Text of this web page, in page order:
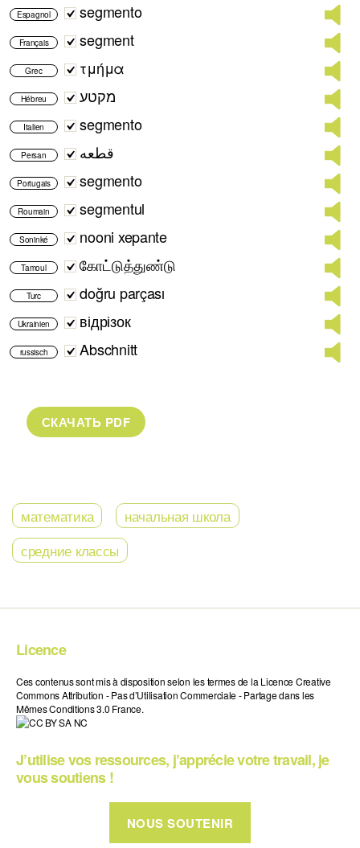
Espagnol segmento
Français segment
Grec τμήμα
Hébreu מקטע
Italien segmento
Persan قطعه
Portugais segmento
Roumain segmentul
Soninké nooni xepante
Tamoul கோட்டுத்துண்டு
Turc doğru parçası
Ukrainien відрізок
russisch Abschnitt
математика
начальная школа
средние классы
Licence
Ces contenus sont mis à disposition selon les termes de la Licence Creative
Commons Attribution - Pas d’Utilisation Commerciale - Partage dans les
Mêmes Conditions 3.0 France.
J’utilise vos ressources, j’apprécie votre travail, je
vous soutiens !
NOUS SOUTENIR